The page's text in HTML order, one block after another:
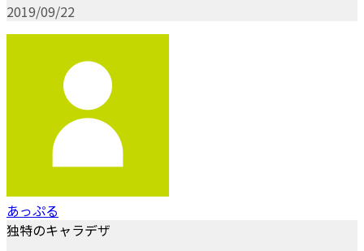
2019/09/22
あっぷる
独特のキャラデザ